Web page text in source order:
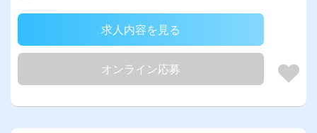
求人内容を見る
オンライン応募